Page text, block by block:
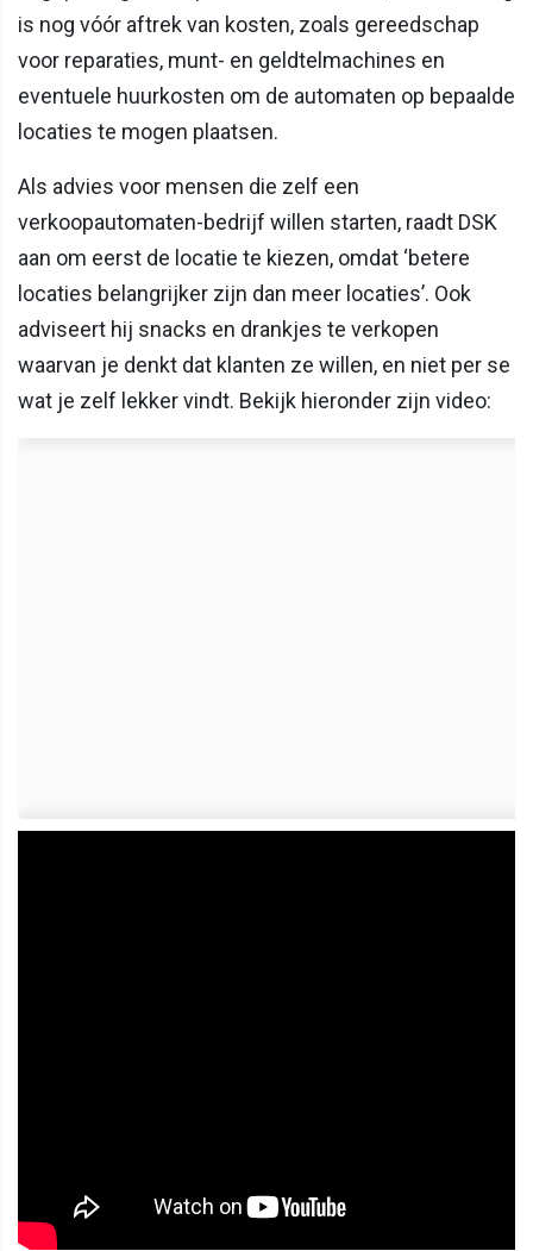
is nog vóór aftrek van kosten, zoals gereedschap
voor reparaties, munt- en geldtelmachines en
eventuele huurkosten om de automaten op bepaalde
locaties te mogen plaatsen.
Als advies voor mensen die zelf een
verkoopautomaten-bedrijf willen starten, raadt DSK
aan om eerst de locatie te kiezen, omdat ‘betere
locaties belangrijker zijn dan meer locaties’. Ook
adviseert hij snacks en drankjes te verkopen
waarvan je denkt dat klanten ze willen, en niet per se
wat je zelf lekker vindt. Bekijk hieronder zijn video: